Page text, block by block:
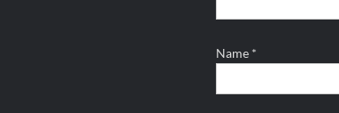
Name *